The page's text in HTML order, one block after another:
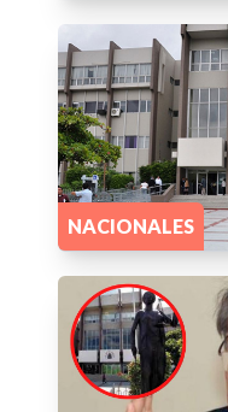
NACIONALES